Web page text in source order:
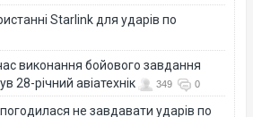
Starlink для ударів по
виконання бойового завдання
28-річний авіатехнік
349 0
не завдавати ударів по